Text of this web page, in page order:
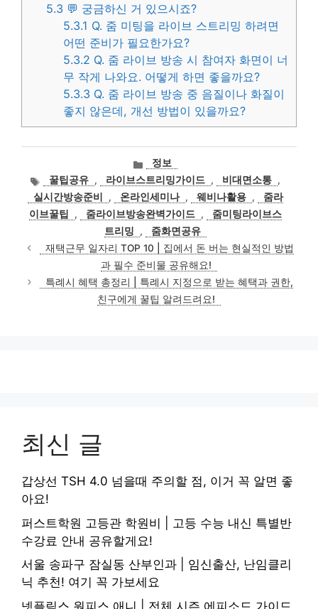
5.3 💬 궁금하신 거 있으시죠?
5.3.1 Q. 줌 미팅을 라이브 스트리밍 하려면
어떤 준비가 필요한가요?
5.3.2 Q. 줌 라이브 방송 시 참여자 화면이 너
무 작게 나와요. 어떻게 하면 좋을까요?
5.3.3 Q. 줌 라이브 방송 중 음질이나 화질이
좋지 않은데, 개선 방법이 있을까요?
카
테
고
리
정보
태
그
꿀팁공유 , 라이브스트리밍가이드 , 비대면소통 ,
실시간방송준비
, 온라인세미나 , 웨비나활용 ,
줌라
이브꿀팁
, 줌라이브방송완벽가이드 ,
줌미팅라이브스
트리밍
,
줌화면공유
재택근무 일자리 TOP 10 | 집에서 돈 버는 현실적인 방법
과 필수 준비물 공유해요!
특례시 혜택 총정리 | 특례시 지정으로 받는 혜택과 권한,
친구에게 꿀팁 알려드려요!
최신 글
갑상선 TSH 4.0 넘을때 주의할 점, 이거 꼭 알면 좋
아요!
퍼스트학원 고등관 학원비 | 고등 수능 내신 특별반
수강료 안내 공유할게요!
서울 송파구 잠실동 산부인과 | 임신출산, 난임클리
닉 추천! 여기 꼭 가보세요
넷플릭스 원피스 애니 | 전체 시즌 에피소드 가이드